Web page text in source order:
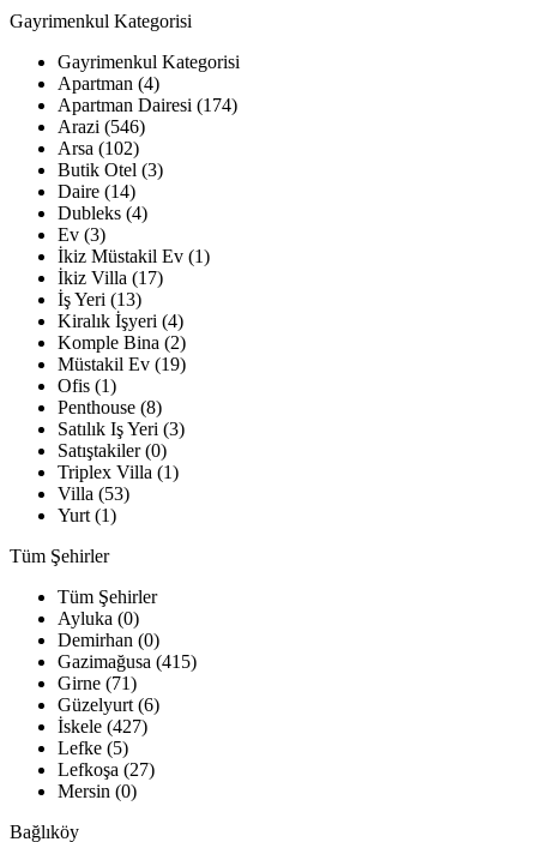
Gayrimenkul Kategorisi
Gayrimenkul Kategorisi
Apartman (4)
Apartman Dairesi (174)
Arazi (546)
Arsa (102)
Butik Otel (3)
Daire (14)
Dubleks (4)
Ev (3)
İkiz Müstakil Ev (1)
İkiz Villa (17)
İş Yeri (13)
Kiralık İşyeri (4)
Komple Bina (2)
Müstakil Ev (19)
Ofis (1)
Penthouse (8)
Satılık Iş Yeri (3)
Satıştakiler (0)
Triplex Villa (1)
Villa (53)
Yurt (1)
Tüm Şehirler
Tüm Şehirler
Ayluka (0)
Demirhan (0)
Gazimağusa (415)
Girne (71)
Güzelyurt (6)
İskele (427)
Lefke (5)
Lefkoşa (27)
Mersin (0)
Bağlıköy